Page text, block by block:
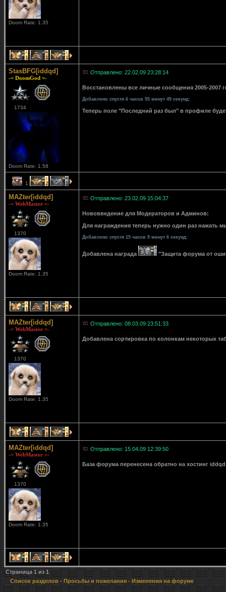
Doom Rate: 1.35
1 1 1
StasBFG[iddqd]
-= DoomGod =-
1734
Doom Rate: 1.58
Отправлено: 22.02.09 23:28:14
Восстановлены все личные сообщения 2005-2007
Добавлено спустя 6 часов 55 минут 49 секунд:
Теперь поле "Последний раз был" в профиле
1 2 1
MAZter[iddqd]
-= WebMaster =-
1370
Doom Rate: 1.35
Отправлено: 23.02.09 15:04:37
Нововведение для Модераторов и Админов:
Для награждения теперь нужно один раз нажать
Добавлено спустя 15 часов 9 минут 6 секунд:
Добавлена награда "Защита форума от
1 1 1
MAZter[iddqd]
-= WebMaster =-
1370
Doom Rate: 1.35
Отправлено: 08.03.09 23:51:33
Добавлена сортировка по колонкам некоторых
1 1 1
MAZter[iddqd]
-= WebMaster =-
1370
Doom Rate: 1.35
Отправлено: 15.04.09 12:39:50
База форума перенесена обратно на хостинг
1 1 1
Страница 1из 1
Список разделов - Просьбы и пожелания - Изменения на форуме